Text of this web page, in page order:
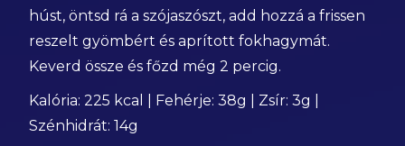
húst, öntsd rá a szójaszószt, add hozzá a frissen
reszelt gyömbért és aprított fokhagymát.
Keverd össze és főzd még 2 percig.
Kalória: 225 kcal | Fehérje: 38g | Zsír: 3g |
Szénhidrát: 14g